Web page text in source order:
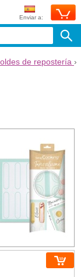
Enviar a:
de repostería ›